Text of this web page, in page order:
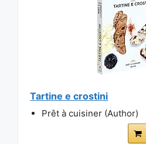
Tartine e crostini
Prêt à cuisiner (Author)